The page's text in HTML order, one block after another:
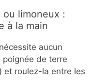
ou limoneux :
à la main
aucun
poignée de terre
et roulez-la entre les